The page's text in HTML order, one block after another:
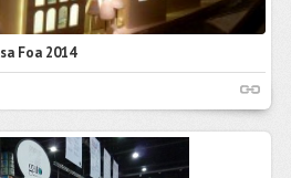
Foa 2014